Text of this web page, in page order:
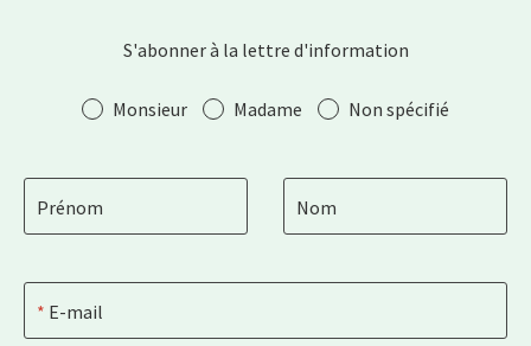
S'abonner à la lettre d'information
SalutationMonsieur Madame Non spécifié
Prénom Nom
E-mail